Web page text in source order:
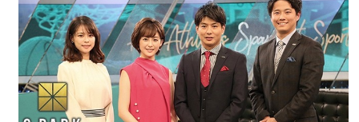
BABYMETAL「CANNONBALL外伝」グッズ販売決定
タワーレコード新宿店にてBABYMETALのパネル展が開催中
Powered by livedoor 相互RSS